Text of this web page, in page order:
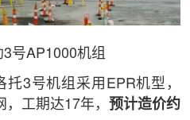
号AP1000机组
3号机组采用EPR机型，
，工期达17年，预计造价约